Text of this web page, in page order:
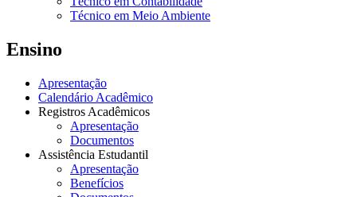
Técnico em Meio Ambiente
Ensino
Apresentação
Calendário Acadêmico
Registros Acadêmicos
Apresentação
Documentos
Assistência Estudantil
Apresentação
Benefícios